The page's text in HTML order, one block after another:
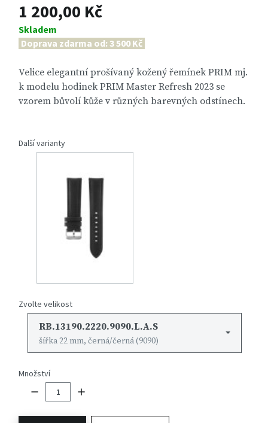
1 200,00 Kč
Skladem
Doprava zdarma od: 3 500 Kč
Velice elegantní prošívaný kožený řemínek PRIM mj.
k modelu hodinek PRIM Master Refresh 2023 se
vzorem bůvolí kůže v různých barevných odstínech.
Další varianty
Zvolte velikost
RB.13190.2220.9090.L.A.S
šířka 22 mm, černá/černá (9090)
Množství